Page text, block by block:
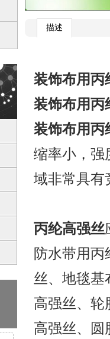
描述
装饰布用丙
装饰布用丙
装饰布用丙
缩率小，强
域非常具有
丙纶高强丝
防水带用
丝、地毯基
高强丝、轮
高强丝、圆